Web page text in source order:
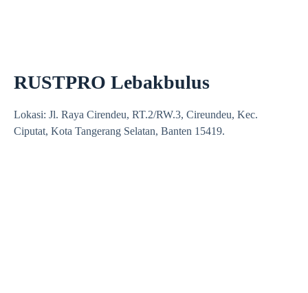
RUSTPRO Lebakbulus
Lokasi: Jl. Raya Cirendeu, RT.2/RW.3, Cireundeu, Kec.
Ciputat, Kota Tangerang Selatan, Banten 15419.